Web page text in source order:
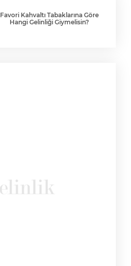
Favori Kahvaltı Tabaklarına Göre
Hangi Gelinliği Giymelisin?